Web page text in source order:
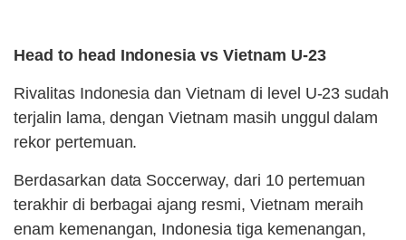
Head to head Indonesia vs Vietnam U-23
Rivalitas Indonesia dan Vietnam di level U-23 sudah
terjalin lama, dengan Vietnam masih unggul dalam
rekor pertemuan.
Berdasarkan data Soccerway, dari 10 pertemuan
terakhir di berbagai ajang resmi, Vietnam meraih
enam kemenangan, Indonesia tiga kemenangan,